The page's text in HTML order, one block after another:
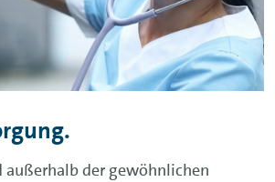
außerhalb der gewöhnlichen